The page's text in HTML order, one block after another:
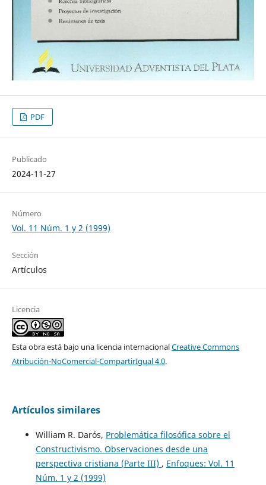
PDF
Publicado
2024-11-27
Número
Vol. 11 Núm. 1 y 2 (1999)
Sección
Artículos
Licencia
Esta obra está bajo una licencia internacionalCreative Commons
Atribución-NoComercial-CompartirIgual 4.0.
Artículos similares
William R. Darós, Problemática filosófica sobre el
Constructivismo. Observaciones desde una
perspectiva cristiana (Parte III) , Enfoques: Vol. 11
Núm. 1 y 2 (1999)